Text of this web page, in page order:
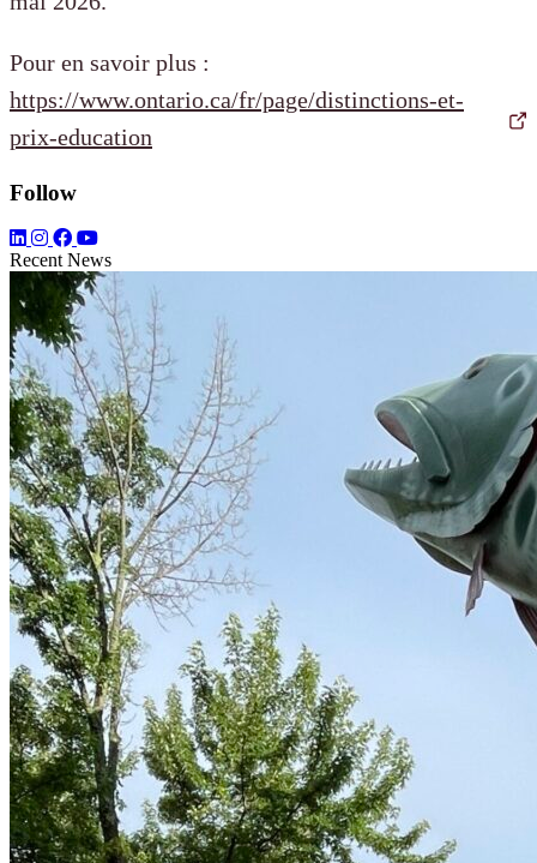
Pour en savoir plus :
https://www.ontario.ca/fr/page/distinctions-et-
prix-education
Follow
Recent News